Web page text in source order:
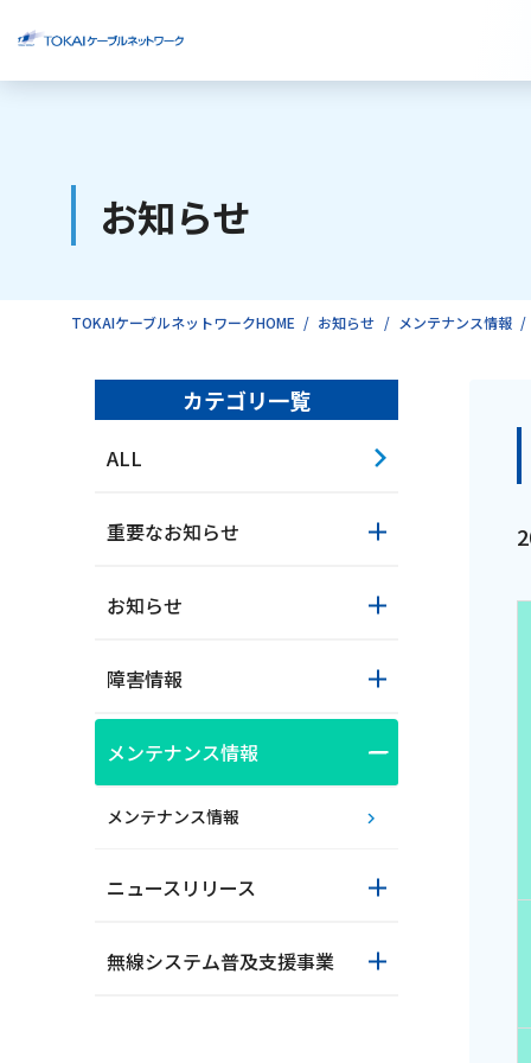
ご利用中のお客様
おトクな情報
お知らせ
TOKAIケーブルネットワークHOME お知らせ メンテナンス情報
カテゴリ一覧
ALL
重要なお知らせ
お知らせ
障害情報
メンテナンス情報
メンテナンス情報
ニュースリリース
無線システム普及支援事業